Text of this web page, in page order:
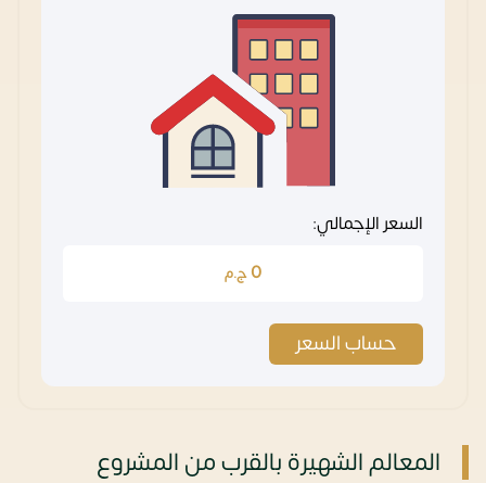
السعر الإجمالي:
0 ج.م
حساب السعر
المعالم الشهيرة بالقرب من المشروع